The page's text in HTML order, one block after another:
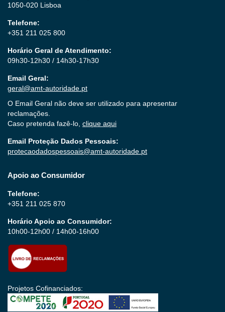
1050-020 Lisboa
Telefone:
+351 211 025 800
Horário Geral de Atendimento:
09h30-12h30 / 14h30-17h30
Email Geral:
geral@amt-autoridade.pt
O Email Geral não deve ser utilizado para apresentar
reclamações.
Caso pretenda fazê-lo, clique aqui
Email Proteção Dados Pessoais:
protecaodadospessoais@amt-autoridade.pt
Apoio ao Consumidor
Telefone:
+351 211 025 870
Horário Apoio ao Consumidor:
10h00-12h00 / 14h00-16h00
Projetos Cofinanciados: